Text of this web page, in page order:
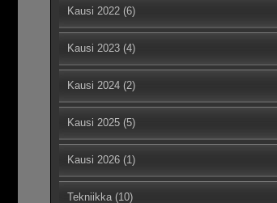
Kausi 2022 (6)
Kausi 2023 (4)
Kausi 2024 (2)
Kausi 2025 (5)
Kausi 2026 (1)
Tekniikka (10)